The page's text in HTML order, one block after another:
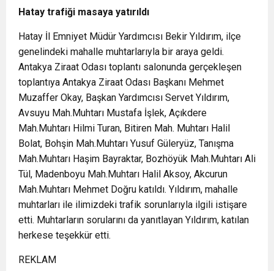
Hatay trafiği masaya yatırıldı
Hatay İl Emniyet Müdür Yardımcısı Bekir Yıldırım, ilçe
genelindeki mahalle muhtarlarıyla bir araya geldi.
Antakya Ziraat Odası toplantı salonunda gerçekleşen
toplantıya Antakya Ziraat Odası Başkanı Mehmet
Muzaffer Okay, Başkan Yardımcısı Servet Yıldırım,
Avsuyu Mah.Muhtarı Mustafa İşlek, Açıkdere
Mah.Muhtarı Hilmi Turan, Bitiren Mah. Muhtarı Halil
Bolat, Bohşin Mah.Muhtarı Yusuf Güleryüz, Tanışma
Mah.Muhtarı Haşim Bayraktar, Bozhöyük Mah.Muhtarı Ali
Tül, Madenboyu Mah.Muhtarı Halil Aksoy, Akcurun
Mah.Muhtarı Mehmet Doğru katıldı. Yıldırım, mahalle
muhtarları ile ilimizdeki trafik sorunlarıyla ilgili istişare
etti. Muhtarların sorularını da yanıtlayan Yıldırım, katılan
herkese teşekkür etti.
REKLAM